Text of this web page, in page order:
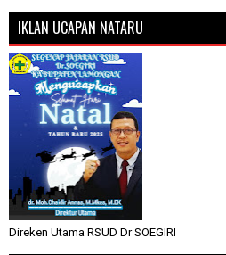
IKLAN UCAPAN NATARU
Direken Utama RSUD Dr SOEGIRI